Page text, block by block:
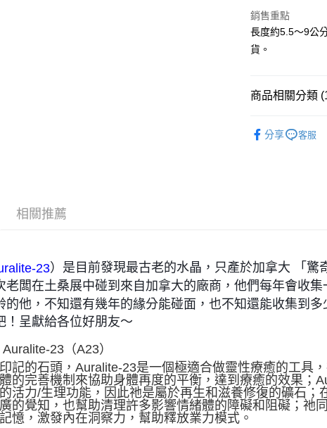
運送方式
每筆NT$80，滿
每筆NT$80，滿
免運費
銷售重點
長度約5.5～9公
貨。
商品相關分類
23 分享 客服
相關推薦
23）是目前發現最古老的水晶，只產於加拿大 「驚
老闆在土桑展中碰到來自加拿大的廠商，他們每年會收
的他，不知還有幾年的緣分能碰面，也不知還能收集到
！呈獻給各位好朋友～
23（A23）
記的石頭，Auralite-23是一個極適合做靈性療癒的工具
的完善機制來協助身體再度的平衡，達到療癒的效果；
活力/生理功能，因此祂是屬於再生和滋養修復的礦石；
的覺知，也幫助清理許多影響情緒體的障礙和阻礙；祂
憶，激發內在洞察力，幫助釋放業力模式。